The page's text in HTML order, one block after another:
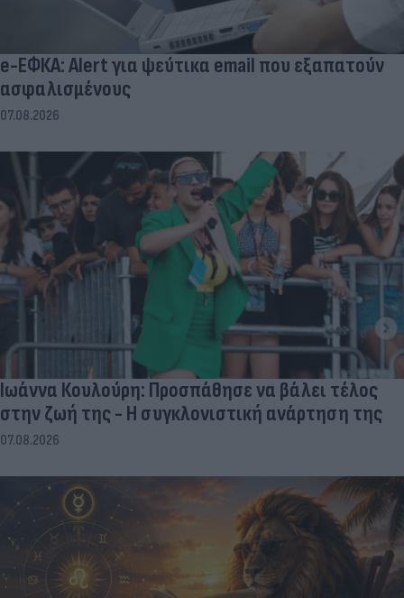
e-ΕΦΚΑ: Alert για ψεύτικα email που εξαπατούν
ασφαλισμένους
07.08.2026
Ιωάννα Κουλούρη: Προσπάθησε να βάλει τέλος
στην ζωή της - Η συγκλονιστική ανάρτηση της
07.08.2026